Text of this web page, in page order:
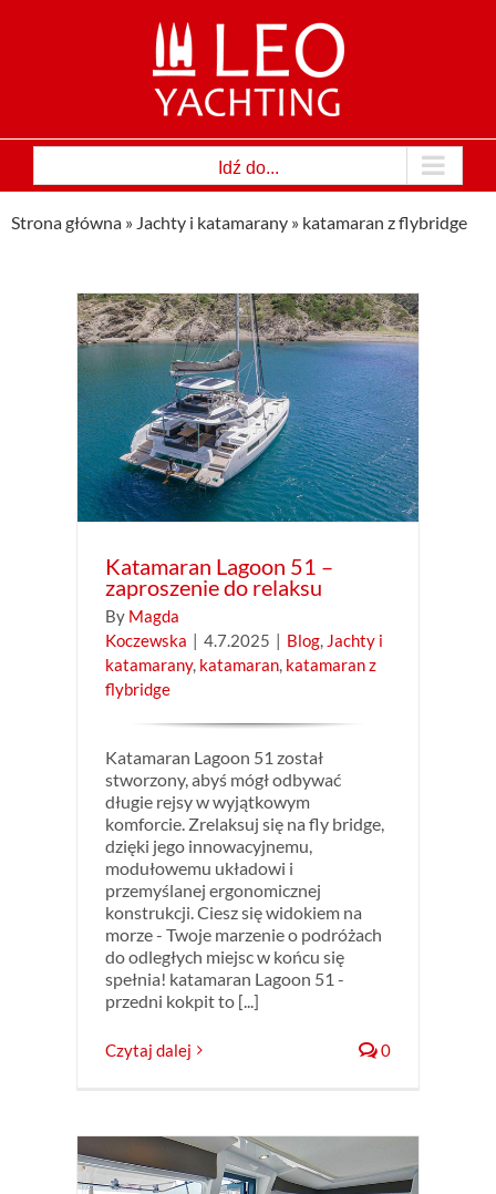
Idź do...
Strona główna » Jachty i katamarany » katamaran z flybridge
Katamaran Lagoon 51 –
zaproszenie do relaksu
By Magda
Koczewska | 4.7.2025 | Blog, Jachty i
katamarany, katamaran, katamaran z
flybridge
Katamaran Lagoon 51 został
stworzony, abyś mógł odbywać
długie rejsy w wyjątkowym
komforcie. Zrelaksuj się na fly bridge,
dzięki jego innowacyjnemu,
modułowemu układowi i
przemyślanej ergonomicznej
konstrukcji. Ciesz się widokiem na
morze - Twoje marzenie o podróżach
do odległych miejsc w końcu się
spełnia! katamaran Lagoon 51 -
przedni kokpit to [...]
Czytaj dalej 0